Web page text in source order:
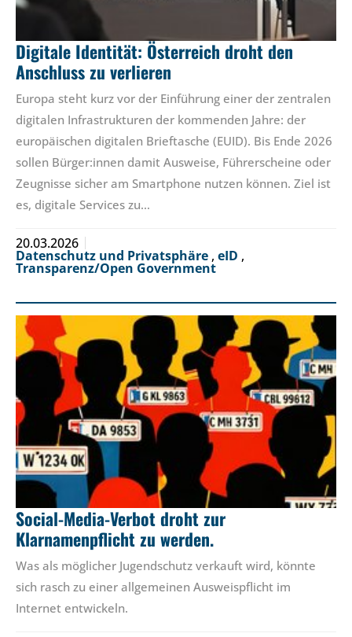
Digitale Identität: Österreich droht den
Anschluss zu verlieren
Europa steht kurz vor der Einführung einer der zentralen
digitalen Infrastrukturen der kommenden Jahre: der
europäischen digitalen Brieftasche (EUID). Bis Ende 2026
sollen Bürger:innen damit Ausweise, Führerscheine oder
Zeugnisse sicher am Smartphone nutzen können. Ziel ist
es, digitale Services zu…
20.03.2026
Datenschutz und Privatsphäre , eID ,
Transparenz/Open Government
Social-Media-Verbot droht zur
Klarnamenpflicht zu werden.
Was als möglicher Jugendschutz verkauft wird, könnte
sich rasch zu einer allgemeinen Ausweispflicht im
Internet entwickeln.